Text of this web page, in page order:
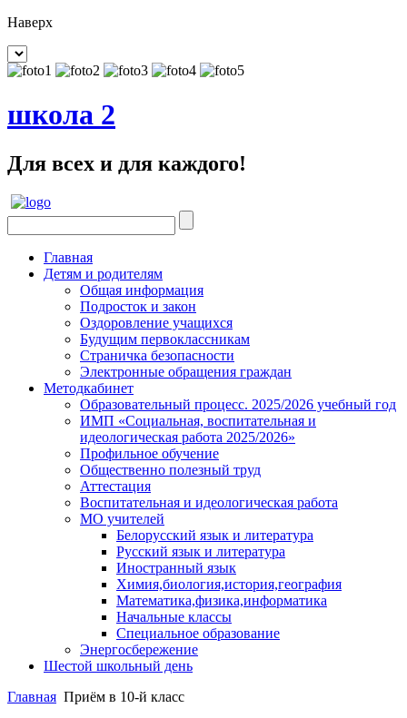
Наверх
школа 2
Для всех и для каждого!
Главная
Детям и родителям
Общая информация
Подросток и закон
Оздоровление учащихся
Будущим первоклассникам
Страничка безопасности
Электронные обращения граждан
Методкабинет
Образовательный процесс. 2025/2026 учебный год
ИМП «Социальная, воспитательная и
идеологическая работа 2025/2026»
Профильное обучение
Общественно полезный труд
Аттестация
Воспитательная и идеологическая работа
МО учителей
Белорусский язык и литература
Русский язык и литература
Иностранный язык
Химия,биология,история,география
Математика,физика,информатика
Начальные классы
Специальное образование
Энергосбережение
Шестой школьный день
Главная Приём в 10-й класс